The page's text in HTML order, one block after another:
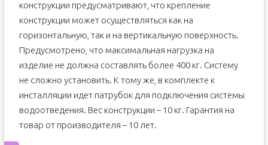
конструкции предусматривают, что крепление
конструкции может осуществляться как на
горизонтальную, так и на вертикальную поверхность.
Предусмотрено, что максимальная нагрузка на
изделие не должна составлять более 400 кг. Систему
не сложно установить. К тому же, в комплекте к
инсталляции идет патрубок для подключения системы
водоотведения. Вес конструкции – 10 кг. Гарантия на
товар от производителя – 10 лет.